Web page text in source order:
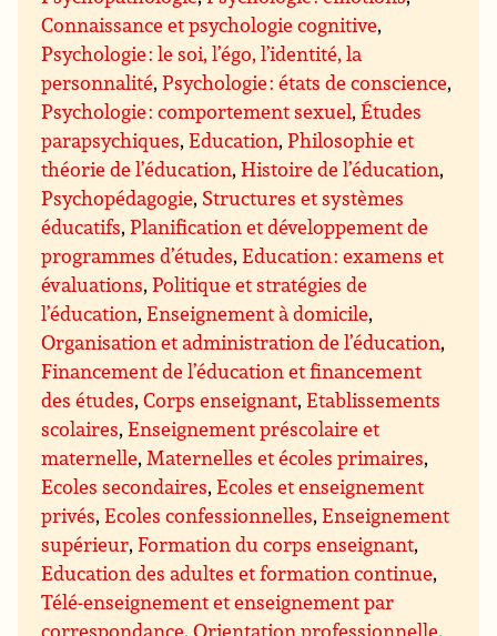
Connaissance et psychologie cognitive,
Psychologie : le soi, l’égo, l’identité, la
personnalité,Psychologie : états de conscience,
Psychologie : comportement sexuel,Études
parapsychiques,Education,Philosophie et
théorie de l’éducation,Histoire de l’éducation,
Psychopédagogie, Structures et systèmes
éducatifs,Planification et développement de
programmes d’études,Education : examens et
évaluations,Politique et stratégies de
l’éducation,Enseignement à domicile,
Organisation et administration de l’éducation,
Financement de l’éducation et financement
des études,Corps enseignant,Etablissements
scolaires,Enseignement préscolaire et
maternelle,Maternelles et écoles primaires,
Ecoles secondaires,Ecoles et enseignement
privés,Ecoles confessionnelles,Enseignement
supérieur,Formation du corps enseignant,
Education des adultes et formation continue,
Télé-enseignement et enseignement par
correspondance,Orientation professionnelle,